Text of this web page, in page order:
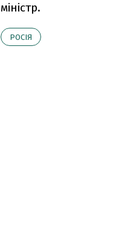
міністр.
РОСІЯ